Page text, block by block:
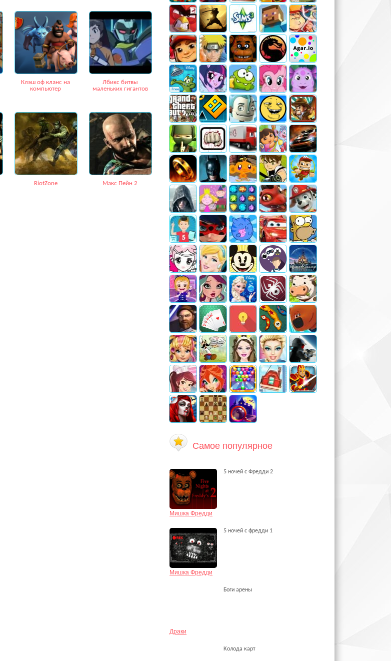
Клэш оф кланс на
компьютер
Лбикс битвы
маленьких гигантов
RiotZone Макс Пейн 2
Самое популярное
5 ночей с Фредди 2
Мишка Фредди
5 ночей с фредди 1
Мишка Фредди
Боги арены
Драки
Колода карт